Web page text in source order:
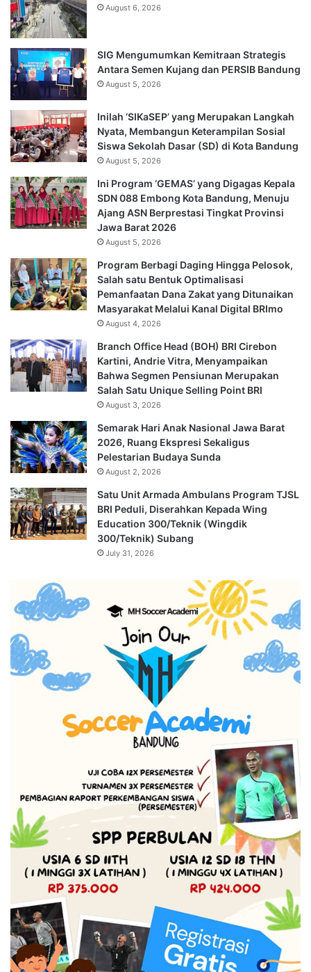
August 6, 2026
SIG Mengumumkan Kemitraan Strategis
Antara Semen Kujang dan PERSIB Bandung
August 5, 2026
Inilah ‘SIKaSEP’ yang Merupakan Langkah
Nyata, Membangun Keterampilan Sosial
Siswa Sekolah Dasar (SD) di Kota Bandung
August 5, 2026
Ini Program ‘GEMAS’ yang Digagas Kepala
SDN 088 Embong Kota Bandung, Menuju
Ajang ASN Berprestasi Tingkat Provinsi
Jawa Barat 2026
August 5, 2026
Program Berbagi Daging Hingga Pelosok,
Salah satu Bentuk Optimalisasi
Pemanfaatan Dana Zakat yang Ditunaikan
Masyarakat Melalui Kanal Digital BRImo
August 4, 2026
Branch Office Head (BOH) BRI Cirebon
Kartini, Andrie Vitra, Menyampaikan
Bahwa Segmen Pensiunan Merupakan
Salah Satu Unique Selling Point BRI
August 3, 2026
Semarak Hari Anak Nasional Jawa Barat
2026, Ruang Ekspresi Sekaligus
Pelestarian Budaya Sunda
August 2, 2026
Satu Unit Armada Ambulans Program TJSL
BRI Peduli, Diserahkan Kepada Wing
Education 300/Teknik (Wingdik
300/Teknik) Subang
July 31, 2026